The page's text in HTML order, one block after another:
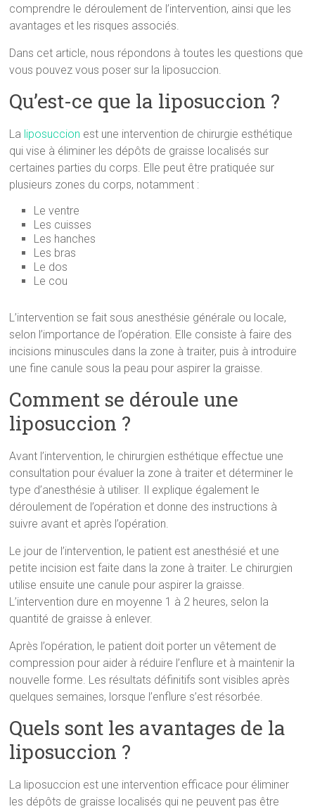
comprendre le déroulement de l’intervention, ainsi que les
avantages et les risques associés.
Dans cet article, nous répondons à toutes les questions que
vous pouvez vous poser sur la liposuccion.
Qu’est-ce que la liposuccion ?
La liposuccion est une intervention de chirurgie esthétique
qui vise à éliminer les dépôts de graisse localisés sur
certaines parties du corps. Elle peut être pratiquée sur
plusieurs zones du corps, notamment :
Le ventre
Les cuisses
Les hanches
Les bras
Le dos
Le cou
L’intervention se fait sous anesthésie générale ou locale,
selon l’importance de l’opération. Elle consiste à faire des
incisions minuscules dans la zone à traiter, puis à introduire
une fine canule sous la peau pour aspirer la graisse.
Comment se déroule une
liposuccion ?
Avant l’intervention, le chirurgien esthétique effectue une
consultation pour évaluer la zone à traiter et déterminer le
type d’anesthésie à utiliser. Il explique également le
déroulement de l’opération et donne des instructions à
suivre avant et après l’opération.
Le jour de l’intervention, le patient est anesthésié et une
petite incision est faite dans la zone à traiter. Le chirurgien
utilise ensuite une canule pour aspirer la graisse.
L’intervention dure en moyenne 1 à 2 heures, selon la
quantité de graisse à enlever.
Après l’opération, le patient doit porter un vêtement de
compression pour aider à réduire l’enflure et à maintenir la
nouvelle forme. Les résultats définitifs sont visibles après
quelques semaines, lorsque l’enflure s’est résorbée.
Quels sont les avantages de la
liposuccion ?
La liposuccion est une intervention efficace pour éliminer
les dépôts de graisse localisés qui ne peuvent pas être